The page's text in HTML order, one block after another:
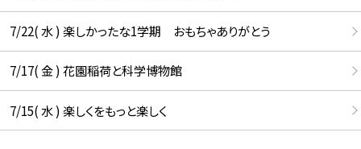
7/22( 水 ) 楽しかったな1学期 おもちゃありがとう
7/17( 金 ) 花園稲荷と科学博物館
7/15( 水 ) 楽しくをもっと楽しく